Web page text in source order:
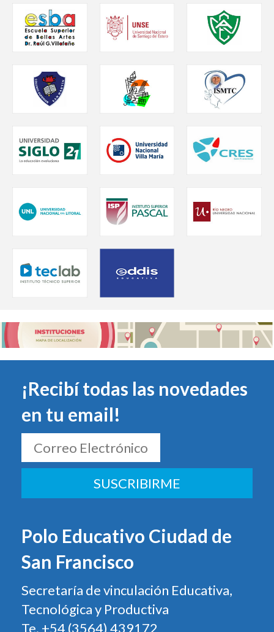
¡Recibí todas las novedades
en tu email!
SUSCRIBIRME
Polo Educativo Ciudad de
San Francisco
Secretaría de vinculación Educativa,
Tecnológica y Productiva
Te. +54 (3564) 439172